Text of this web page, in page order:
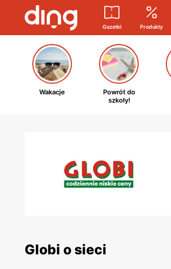
Gazetki Produkty
Wakacje
Powrót do
szkoły!
Globi o sieci